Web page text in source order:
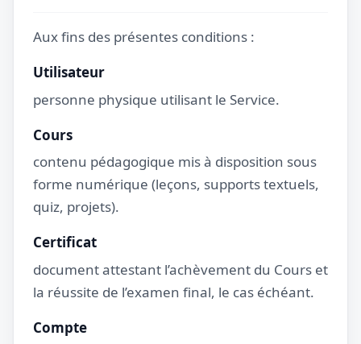
Aux fins des présentes conditions :
Utilisateur
personne physique utilisant le Service.
Cours
contenu pédagogique mis à disposition sous
forme numérique (leçons, supports textuels,
quiz, projets).
Certificat
document attestant l’achèvement du Cours et
la réussite de l’examen final, le cas échéant.
Compte